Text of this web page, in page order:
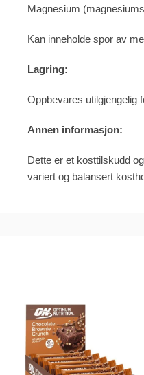
Magnesium
Kan inneholde spor av
Lagring:
Oppbevares utilgjengelig
Annen informasjon:
Dette er et kosttilskudd
variert og balansert